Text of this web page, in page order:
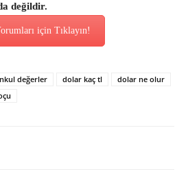
değildir.
için Tıklayın!
değerler dolar kaç tl
dolar ne olur